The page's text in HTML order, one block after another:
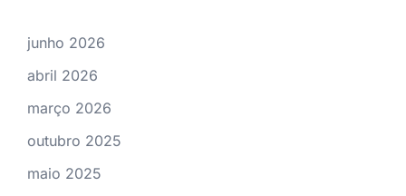
junho 2026
abril 2026
março 2026
outubro 2025
maio 2025